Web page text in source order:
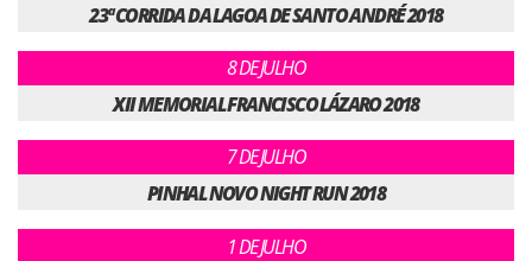
23ª CORRIDA DA LAGOA DE SANTO ANDRÉ 2018
8 DE JULHO
XII MEMORIAL FRANCISCO LÁZARO 2018
7 DE JULHO
PINHAL NOVO NIGHT RUN 2018
1 DE JULHO